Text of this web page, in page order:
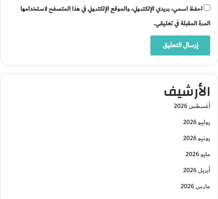
احفظ اسمي، بريدي الإلكتروني، والموقع الإلكتروني في هذا المتصفح لاستخدامها
المرة المقبلة في تعليقي.
الأرشيف
أغسطس 2026
يوليو 2026
يونيو 2026
مايو 2026
أبريل 2026
مارس 2026